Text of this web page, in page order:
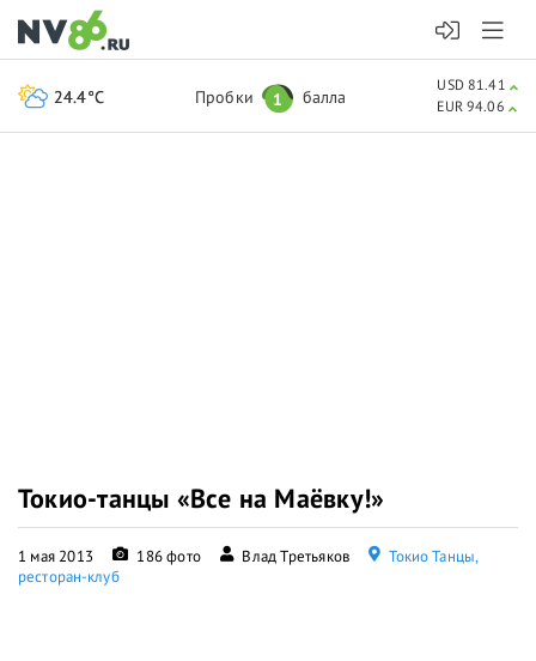
Токио-танцы «Все на Маёвку!»
1 мая 2013 186 фото Влад Третьяков
Токио Танцы,
ресторан-клуб
24.4°C Пробки 1 балла
USD 81.41
EUR 94.06